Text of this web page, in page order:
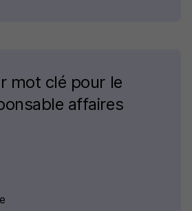
mot clé pour le
affaires